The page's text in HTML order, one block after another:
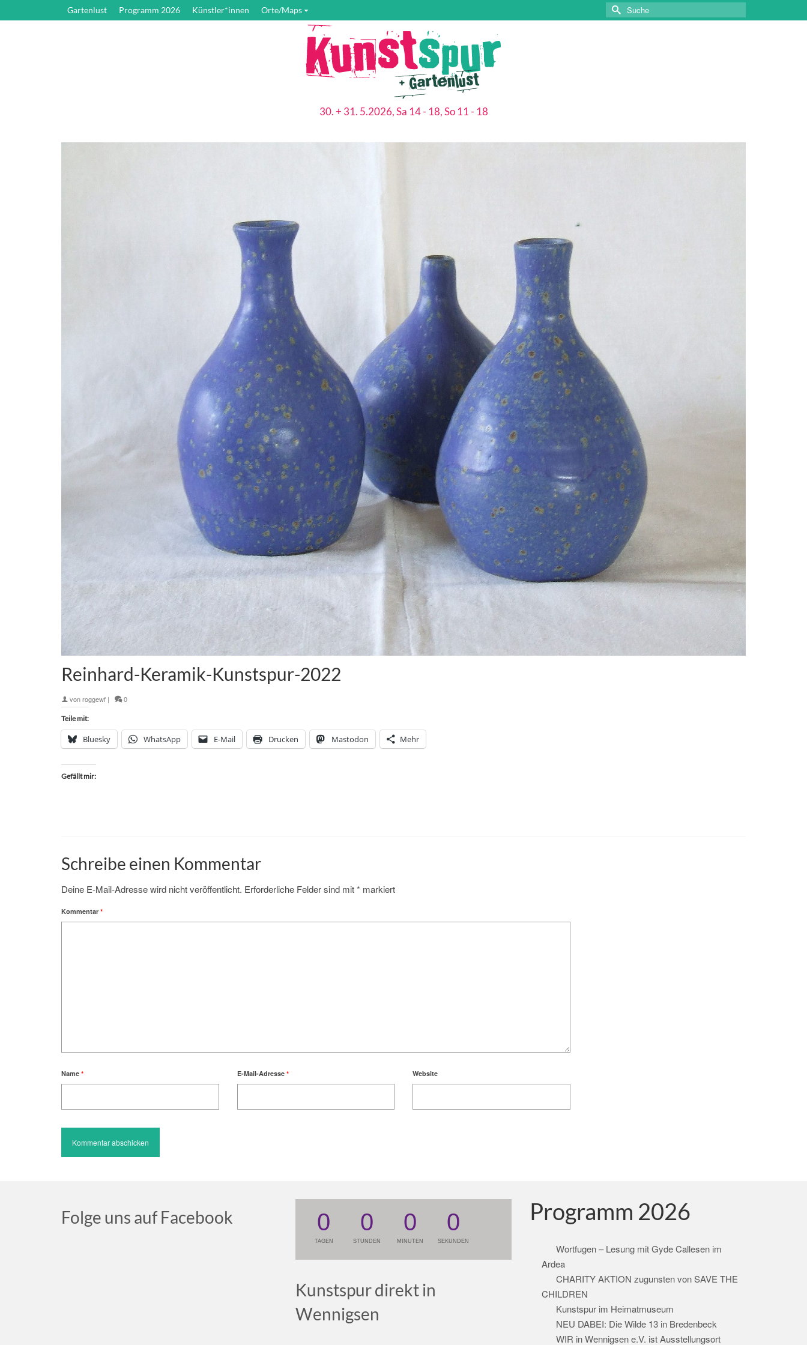
Gartenlust Programm 2026 Künstler*innen Orte/Maps
Suche
nach:
30. + 31. 5.2026, Sa 14 - 18, So 11 - 18
Reinhard-Keramik-Kunstspur-2022
vonroggewf | 0
Teile mit:
Bluesky WhatsApp E-Mail Drucken Mastodon Mehr
Gefällt mir:
Schreibe einen Kommentar
Deine E-Mail-Adresse wird nicht veröffentlicht. Erforderliche Felder sind mit* markiert
Kommentar *
Name * E-Mail-Adresse * Website
Folge uns auf Facebook 0
TAGEN
0
STUNDEN
0
MINUTEN
0
SEKUNDEN
Kunstspur direkt in
Wennigsen
Programm 2026
Wortfugen – Lesung mit Gyde Callesen im
Ardea
CHARITY AKTION zugunsten von SAVE THE
CHILDREN
Kunstspur im Heimatmuseum
NEU DABEI: Die Wilde 13 in Bredenbeck
WIR in Wennigsen e.V. ist Ausstellungsort